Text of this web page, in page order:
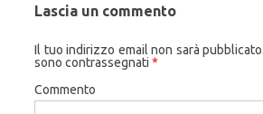
Lascia un commento
Il tuo indirizzo email non sarà pubblicato.
sono contrassegnati *
Commento